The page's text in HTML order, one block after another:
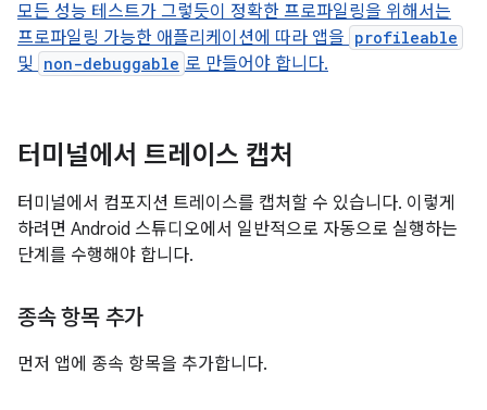
모든 성능 테스트가 그렇듯이 정확한 프로파일링을 위해서는
프로파일링 가능한 애플리케이션에 따라 앱을 profileable
및 non-debuggable 로 만들어야 합니다.
터미널에서 트레이스 캡처
터미널에서 컴포지션 트레이스를 캡처할 수 있습니다. 이렇게
하려면 Android 스튜디오에서 일반적으로 자동으로 실행하는
단계를 수행해야 합니다.
종속 항목 추가
먼저 앱에 종속 항목을 추가합니다.